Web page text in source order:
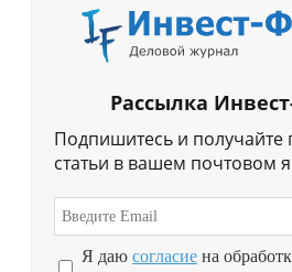
Рассылка
Подпишитесь и получайте
статьи в вашем почтовом
Я даю согласие на